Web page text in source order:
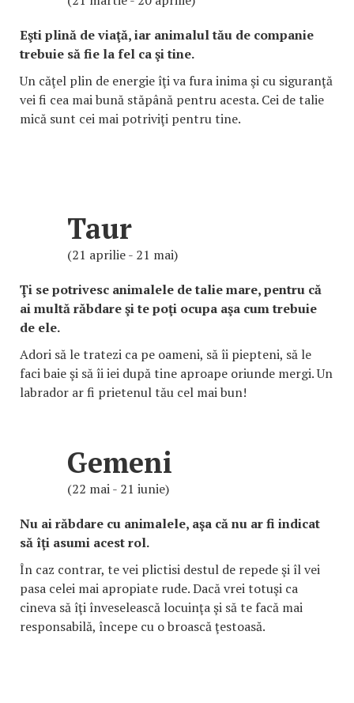
Eşti plină de viaţă, iar animalul tău de companie
trebuie să fie la fel ca şi tine.
Un căţel plin de energie îţi va fura inima şi cu siguranţă
vei fi cea mai bună stăpână pentru acesta. Cei de talie
mică sunt cei mai potriviţi pentru tine.
Taur
(21 aprilie - 21 mai)
Ţi se potrivesc animalele de talie mare, pentru că
ai multă răbdare şi te poţi ocupa aşa cum trebuie
de ele.
Adori să le tratezi ca pe oameni, să îi piepteni, să le
faci baie şi să îi iei după tine aproape oriunde mergi. Un
labrador ar fi prietenul tău cel mai bun!
Gemeni
(22 mai - 21 iunie)
Nu ai răbdare cu animalele, aşa că nu ar fi indicat
să îţi asumi acest rol.
În caz contrar, te vei plictisi destul de repede şi îl vei
pasa celei mai apropiate rude. Dacă vrei totuşi ca
cineva să îţi înveselească locuinţa şi să te facă mai
responsabilă, începe cu o broască ţestoasă.